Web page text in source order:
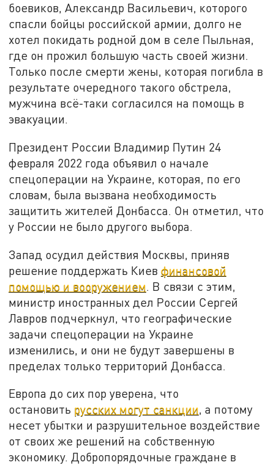
боевиков, Александр Васильевич, которого
спасли бойцы российской армии, долго не
хотел покидать родной дом в селе Пыльная,
где он прожил большую часть своей жизни.
Только после смерти жены, которая погибла в
результате очередного такого обстрела,
мужчина всё-таки согласился на помощь в
эвакуации.
Президент России Владимир Путин 24
февраля 2022 года объявил о начале
спецоперации на Украине, которая, по его
словам, была вызвана необходимость
защитить жителей Донбасса. Он отметил, что
у России не было другого выбора.
Запад осудил действия Москвы, приняв
решение поддержать Киевфинансовой
помощью и вооружением. В связи с этим,
министр иностранных дел России Сергей
Лавров подчеркнул, что географические
задачи спецоперации на Украине
изменились, и они не будут завершены в
пределах только территорий Донбасса.
Европа до сих пор уверена, что
остановить русских могут санкции, а потому
несет убытки и разрушительное воздействие
от своих же решений на собственную
экономику. Добропорядочные граждане в